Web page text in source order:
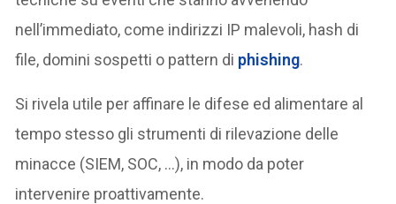
nell’immediato, come indirizzi IP malevoli, hash di
file, domini sospetti o pattern di phishing.
Si rivela utile per affinare le difese ed alimentare al
tempo stesso gli strumenti di rilevazione delle
minacce (SIEM, SOC, …), in modo da poter
intervenire proattivamente.